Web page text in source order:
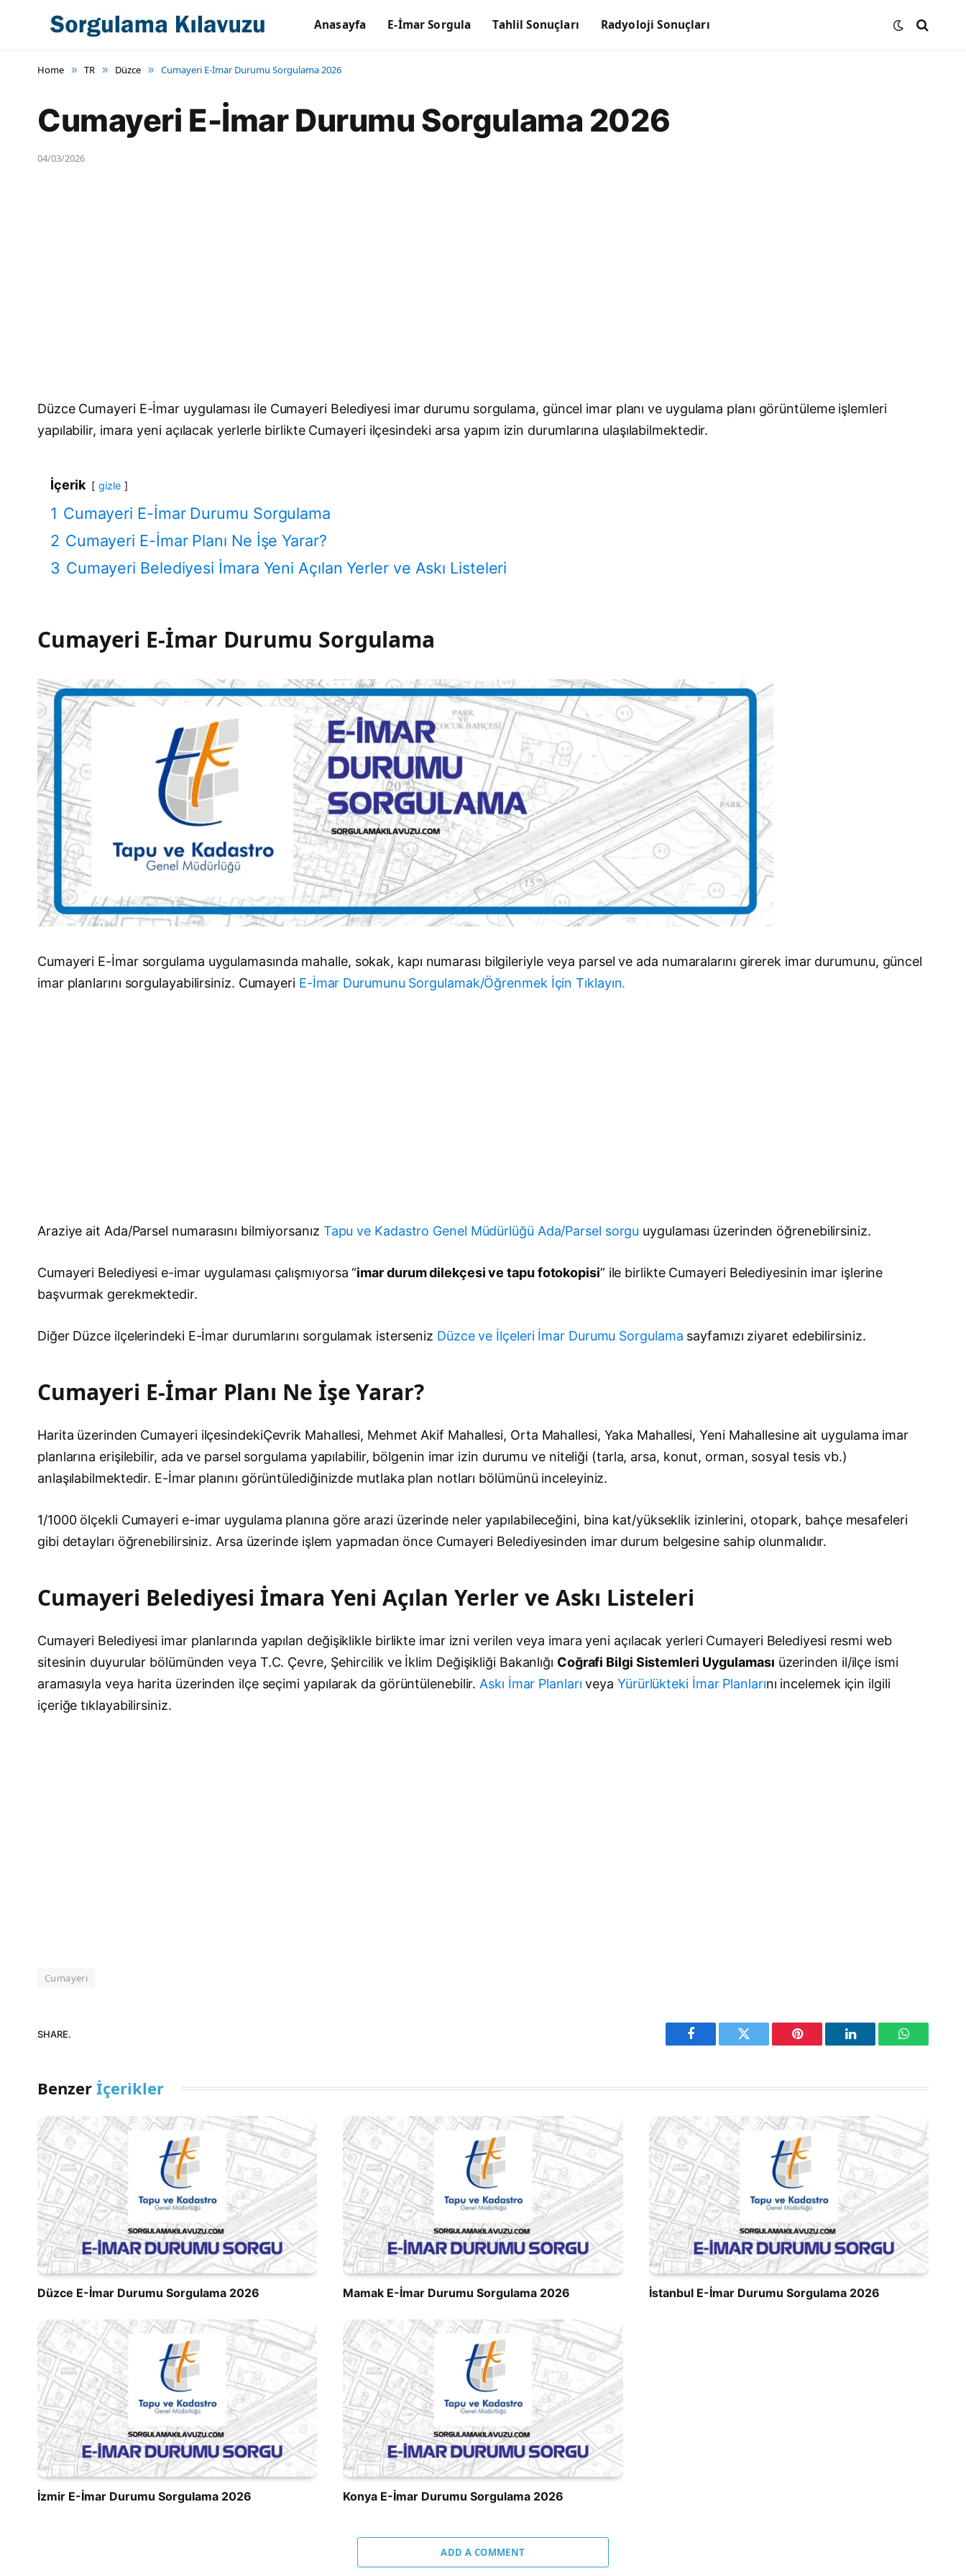
Anasayfa E-İmar Sorgula Tahlil Sonuçları Radyoloji Sonuçları
Home » TR » Düzce » Cumayeri E-İmar Durumu Sorgulama 2026
Cumayeri E-İmar Durumu Sorgulama 2026
04/03/2026
Düzce Cumayeri E-İmar uygulaması ile Cumayeri Belediyesi imar durumu sorgulama, güncel imar planı ve uygulama planı görüntüleme işlemleri
yapılabilir, imara yeni açılacak yerlerle birlikte Cumayeri ilçesindeki arsa yapım izin durumlarına ulaşılabilmektedir.
İçerik gizle
1 Cumayeri E-İmar Durumu Sorgulama
2 Cumayeri E-İmar Planı Ne İşe Yarar?
3 Cumayeri Belediyesi İmara Yeni Açılan Yerler ve Askı Listeleri
Cumayeri E-İmar Durumu Sorgulama
Cumayeri E-İmar sorgulama uygulamasında mahalle, sokak, kapı numarası bilgileriyle veya parsel ve ada numaralarını girerek imar durumunu, güncel
imar planlarını sorgulayabilirsiniz. Cumayeri E-İmar Durumunu Sorgulamak/Öğrenmek İçin Tıklayın.
Araziye ait Ada/Parsel numarasını bilmiyorsanız Tapu ve Kadastro Genel Müdürlüğü Ada/Parsel sorgu uygulaması üzerinden öğrenebilirsiniz.
Cumayeri Belediyesi e-imar uygulaması çalışmıyorsa “imar durum dilekçesi ve tapu fotokopisi” ile birlikte Cumayeri Belediyesinin imar işlerine
başvurmak gerekmektedir.
Diğer Düzce ilçelerindeki E-İmar durumlarını sorgulamak isterseniz Düzce ve İlçeleri İmar Durumu Sorgulama sayfamızı ziyaret edebilirsiniz.
Cumayeri E-İmar Planı Ne İşe Yarar?
Harita üzerinden Cumayeri ilçesindekiÇevrik Mahallesi, Mehmet Akif Mahallesi, Orta Mahallesi, Yaka Mahallesi, Yeni Mahallesine ait uygulama imar
planlarına erişilebilir, ada ve parsel sorgulama yapılabilir, bölgenin imar izin durumu ve niteliği (tarla, arsa, konut, orman, sosyal tesis vb.)
anlaşılabilmektedir. E-İmar planını görüntülediğinizde mutlaka plan notları bölümünü inceleyiniz.
1/1000 ölçekli Cumayeri e-imar uygulama planına göre arazi üzerinde neler yapılabileceğini, bina kat/yükseklik izinlerini, otopark, bahçe mesafeleri
gibi detayları öğrenebilirsiniz. Arsa üzerinde işlem yapmadan önce Cumayeri Belediyesinden imar durum belgesine sahip olunmalıdır.
Cumayeri Belediyesi İmara Yeni Açılan Yerler ve Askı Listeleri
Cumayeri Belediyesi imar planlarında yapılan değişiklikle birlikte imar izni verilen veya imara yeni açılacak yerleri Cumayeri Belediyesi resmi web
sitesinin duyurular bölümünden veya T.C. Çevre, Şehircilik ve İklim Değişikliği Bakanlığı Coğrafi Bilgi Sistemleri Uygulaması üzerinden il/ilçe ismi
aramasıyla veya harita üzerinden ilçe seçimi yapılarak da görüntülenebilir. Askı İmar Planları veyaYürürlükteki İmar Planlarını incelemek için ilgili
içeriğe tıklayabilirsiniz.
Cumayeri
SHARE.
Facebook Twitter Pinterest LinkedIn WhatsApp
Benzer İçerikler
Düzce E-İmar Durumu Sorgulama 2026 Mamak E-İmar Durumu Sorgulama 2026 İstanbul E-İmar Durumu Sorgulama 2026
İzmir E-İmar Durumu Sorgulama 2026 Konya E-İmar Durumu Sorgulama 2026
ADD A COMMENT